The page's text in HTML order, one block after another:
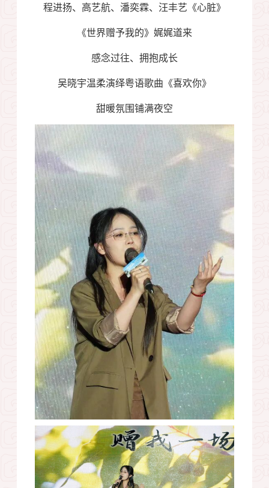
程进扬、高艺航、潘奕霖、汪丰艺《心脏》
《世界赠予我的》娓娓道来
感念过往、拥抱成长
吴晓宇温柔演绎粤语歌曲《喜欢你》
甜暖氛围铺满夜空